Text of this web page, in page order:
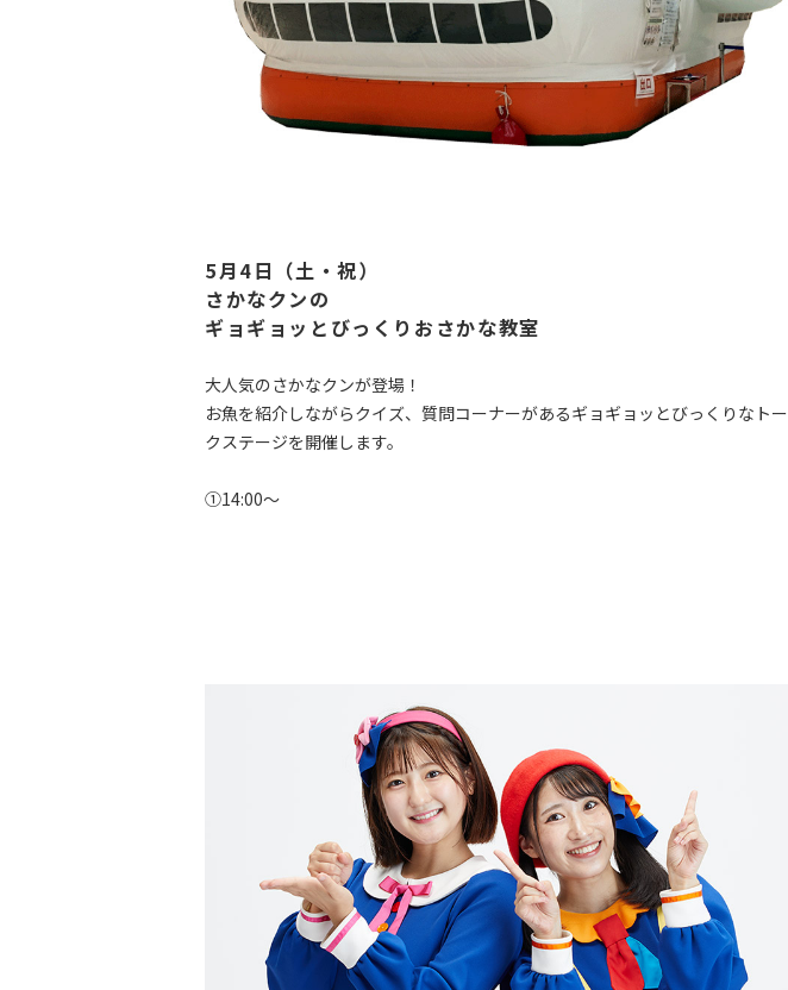
5月4日（土・祝）
さかなクンの
ギョギョッとびっくりおさかな教室
大人気のさかなクンが登場！
お魚を紹介しながらクイズ、質問コーナーがあるギョギョッとびっくりなトー
クステージを開催します。
①14:00～